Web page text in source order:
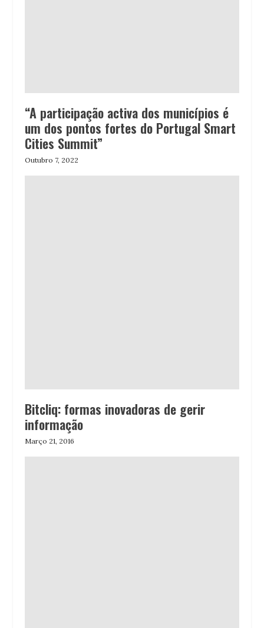
“A participação activa dos municípios é
um dos pontos fortes do Portugal Smart
Cities Summit”
Outubro 7, 2022
Bitcliq: formas inovadoras de gerir
informação
Março 21, 2016